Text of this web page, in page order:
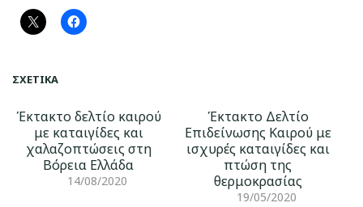
ΣΧΕΤΙΚΆ
Έκτακτο δελτίο καιρού
με καταιγίδες και
χαλαζοπτώσεις στη
Βόρεια Ελλάδα
14/08/2020
Έκτακτο Δελτίο
Επιδείνωσης Καιρού με
ισχυρές καταιγίδες και
πτώση της
θερμοκρασίας
19/05/2020